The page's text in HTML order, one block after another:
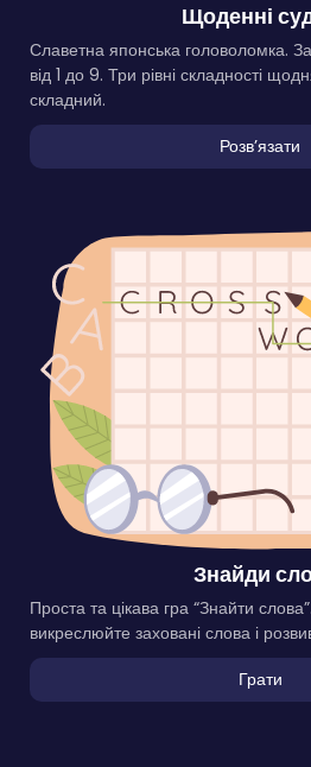
Щоденні
Славетна японська головоломка.
від 1 до 9. Три рівні складності
складний.
Розвʼязати
Знайди
Проста та цікава гра “Знайти
викреслюйте заховані слова і
Грати